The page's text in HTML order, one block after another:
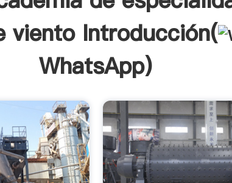
viento Introducción(
WhatsApp)